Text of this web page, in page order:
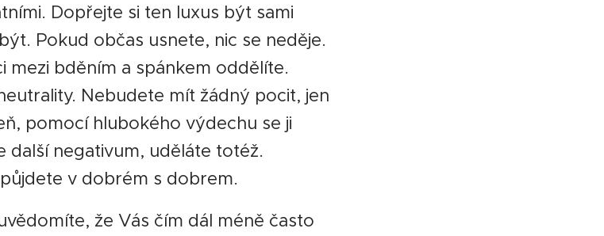
Dopřejte si ten luxus být sami
Pokud občas usnete, nic se neděje.
mezi bděním a spánkem oddělíte.
Nebudete mít žádný pocit, jen
pomocí hlubokého výdechu se ji
další negativum, uděláte totéž.
v dobrém s dobrem.
že Vás čím dál méně často